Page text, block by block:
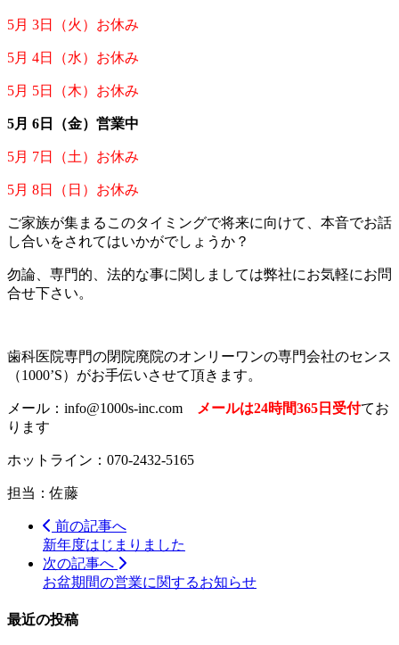
5月 3日（火）お休み
5月 4日（水）お休み
5月 5日（木）お休み
5月 6日（金）営業中
5月 7日（土）お休み
5月 8日（日）お休み
ご家族が集まるこのタイミングで将来に向けて、 本音でお話
し合いをされてはいかがでしょうか？
勿論、専門的、法的な事に関しましては弊社にお気軽にお問
合せ下さい。
歯科医院専門の閉院廃院のオンリーワンの専門会社のセンス
（1000’S）がお手伝いさせて頂きます。
メール：info@1000s-inc.com メールは24時間365日受付てお
ります
ホットライン：070-2432-5165
担当：佐藤
前の記事へ
新年度はじまりました
次の記事へ
お盆期間の営業に関するお知らせ
最近の投稿